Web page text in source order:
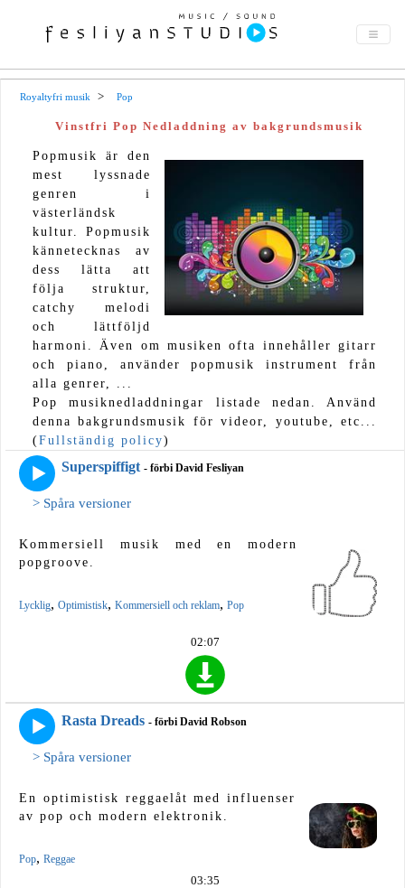
Royaltyfri musik Pop
Vinstfri Pop Nedladdning av bakgrundsmusik
Popmusik är den
mest lyssnade
genren i
västerländsk
kultur. Popmusik
kännetecknas av
dess lätta att
följa struktur,
catchy melodi
och lättföljd
harmoni. Även om musiken ofta innehåller gitarr
och piano, använder popmusik instrument från
alla genrer, ...
Pop musiknedladdningar listade nedan. Använd
denna bakgrundsmusik för videor, youtube, etc...
(Fullständig policy)
Superspiffigt - förbi David Fesliyan
> Spåra versioner
Kommersiell musik med en modern
popgroove.
Lycklig, Optimistisk, Kommersiell och reklam, Pop
02:07
Rasta Dreads - förbi David Robson
> Spåra versioner
En optimistisk reggaelåt med influenser
av pop och modern elektronik.
Pop, Reggae
03:35